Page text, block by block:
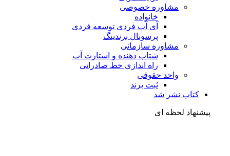
مشاوره خصوصی
خانواده
آی آپ فردی توسعه فردی
پرسونال برندینگ
مشاوره سازمانی
شتاب دهنده و استارت آپ
راه اندازی خط صادراتی
واحد حقوقی
ثبت برند
کتاب نشر شد
لحظه ای